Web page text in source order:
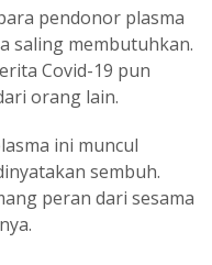
pendonor plasma
saling membutuhkan.
Covid-19 pun
orang lain.
ini muncul
sembuh.
peran dari sesama